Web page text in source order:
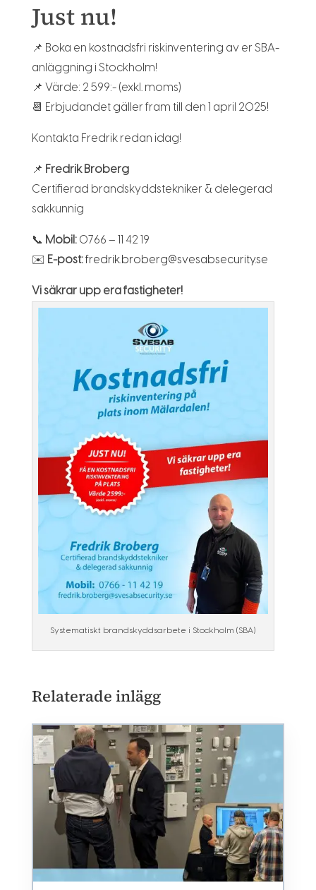
Just nu!
📌 Boka en kostnadsfri riskinventering av er SBA-
anläggning i Stockholm!
📌 Värde: 2 599:- (exkl. moms)
📆 Erbjudandet gäller fram till den 1 april 2025!
Kontakta Fredrik redan idag!
📌 Fredrik Broberg
Certifierad brandskyddstekniker & delegerad
sakkunnig
📞 Mobil:0766 – 11 42 19
✉️ E-post:fredrik.broberg@svesabsecurity.se
Vi säkrar upp era fastigheter!
Systematiskt brandskyddsarbete i Stockholm (SBA)
Relaterade inlägg